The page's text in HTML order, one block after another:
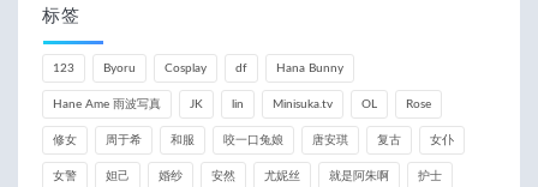
标签
123 Byoru Cosplay df Hana Bunny
Hane Ame 雨波写真 JK lin Minisuka.tv OL Rose
修女 周于希 和服 咬一口兔娘 唐安琪 复古 女仆
女警 妲己 婚纱 安然 尤妮丝 就是阿朱啊 护士